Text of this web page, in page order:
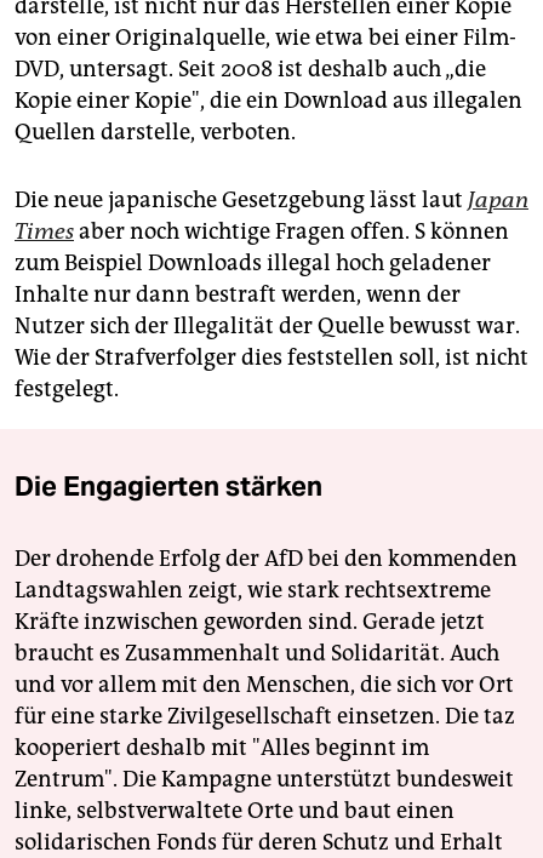
darstelle, ist nicht nur das Herstellen einer Kopie
von einer Originalquelle, wie etwa bei einer Film-
DVD, untersagt. Seit 2008 ist deshalb auch „die
Kopie einer Kopie", die ein Download aus illegalen
Quellen darstelle, verboten.
Die neue japanische Gesetzgebung lässt laut Japan
Timesaber noch wichtige Fragen offen. S können
zum Beispiel Downloads illegal hoch geladener
Inhalte nur dann bestraft werden, wenn der
Nutzer sich der Illegalität der Quelle bewusst war.
Wie der Strafverfolger dies feststellen soll, ist nicht
festgelegt.
Die Engagierten stärken
Der drohende Erfolg der AfD bei den kommenden
Landtagswahlen zeigt, wie stark rechtsextreme
Kräfte inzwischen geworden sind. Gerade jetzt
braucht es Zusammenhalt und Solidarität. Auch
und vor allem mit den Menschen, die sich vor Ort
für eine starke Zivilgesellschaft einsetzen. Die taz
kooperiert deshalb mit "Alles beginnt im
Zentrum". Die Kampagne unterstützt bundesweit
linke, selbstverwaltete Orte und baut einen
solidarischen Fonds für deren Schutz und Erhalt